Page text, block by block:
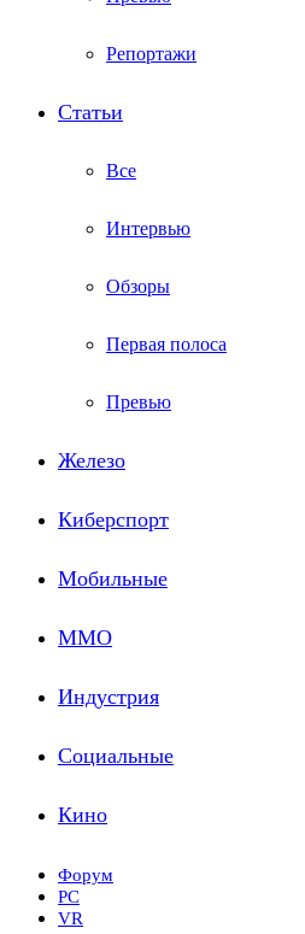
Репортажи
Статьи
Все
Интервью
Обзоры
Первая полоса
Превью
Железо
Киберспорт
Мобильные
ММО
Индустрия
Социальные
Кино
Форум
PC
VR